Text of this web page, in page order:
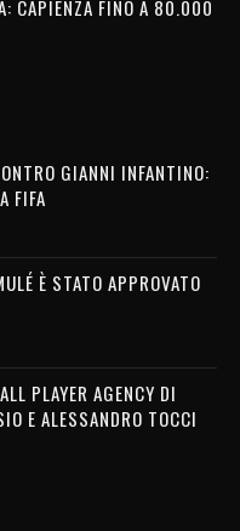
CAPIENZA FINO A 80.000
GIANNI INFANTINO:
FIFA
È STATO APPROVATO
PLAYER AGENCY DI
E ALESSANDRO TOCCI